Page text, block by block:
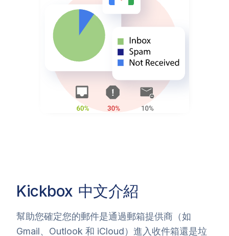
Kickbox 中文介紹
幫助您確定您的郵件是通過郵箱提供商（如
Gmail、Outlook 和 iCloud）進入收件箱還是垃